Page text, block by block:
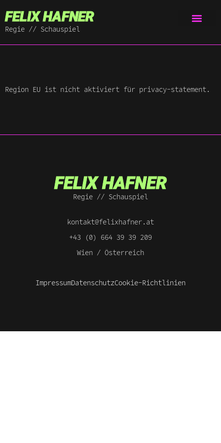
FELIX HAFNER
Regie // Schauspiel
Region EU ist nicht aktiviert für privacy-statement.
FELIX HAFNER
Regie // Schauspiel
kontakt@felixhafner.at
+43 (0) 664 39 39 209
Wien / Österreich
ImpressumDatenschutzCookie-Richtlinien